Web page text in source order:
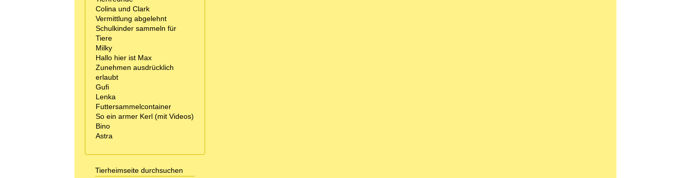
Colina und Clark
Vermittlung abgelehnt
Schulkinder sammeln für
Tiere
Milky
Hallo hier ist Max
Zunehmen ausdrücklich
erlaubt
Gufi
Lenka
Futtersammelcontainer
So ein armer Kerl (mit Videos)
Bino
Astra
Tierheimseite durchsuchen